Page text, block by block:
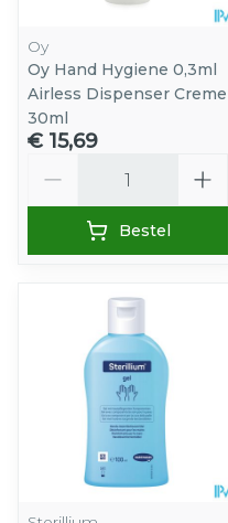
Oy
Oy Hand Hygiene 0,3ml
Airless Dispenser Creme
30ml
€ 15,69
Bestel